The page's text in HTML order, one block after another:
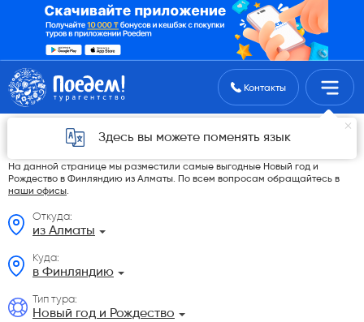
Поиск туровКонтакты
Здесь вы можете поменять язык
Новый год и Рождество в Финляндию из
Алматы в 2026 году
На данной странице мы разместили самые выгодные Новый год и
Рождество в Финляндию из Алматы. По всем вопросам обращайтесь в
наши офисы.
Откуда:
из Алматы
Куда:
в Финляндию
Тип тура:
Новый год и Рождество